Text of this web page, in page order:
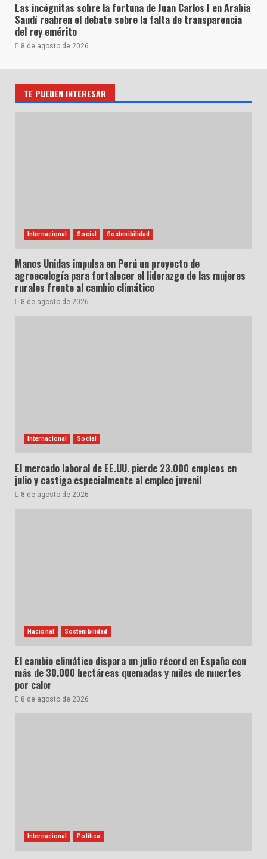
Las incógnitas sobre la fortuna de Juan Carlos I en Arabia
Saudí reabren el debate sobre la falta de transparencia
del rey emérito
8 de agosto de 2026
TE PUEDEN INTERESAR
Internacional Social Sostenibilidad
Manos Unidas impulsa en Perú un proyecto de
agroecología para fortalecer el liderazgo de las mujeres
rurales frente al cambio climático
8 de agosto de 2026
Internacional Social
El mercado laboral de EE.UU. pierde 23.000 empleos en
julio y castiga especialmente al empleo juvenil
8 de agosto de 2026
Nacional Sostenibilidad
El cambio climático dispara un julio récord en España con
más de 30.000 hectáreas quemadas y miles de muertes
por calor
8 de agosto de 2026
Internacional Política